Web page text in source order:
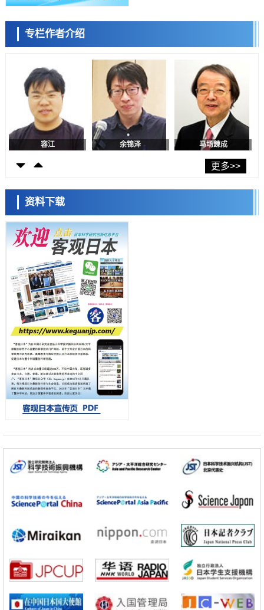
日本生成式AI使用者占比一年内翻倍，但与中美德仍有较大差距
政策
日本修订首都直下型地震紧急对策：目标为死亡人数至少减半，重点强
化火灾防控
福井大学发现细胞记忆过往并抑制反应的机制，阐明即便DNA相同反应
迥异之谜
科学研究
神户大学确认口服癌症疫苗B440单药给药的安全性，在转移性尿路上皮
癌患者中开展临床试验
日本发布《令和8年版科学技术与创新白皮书》，解读第七期基本计划
首年度政策方向
科学研究
东京大学发现可诱导细胞死亡的新型信使物质
东京都健康长寿医疗中心跨器官揭示衰老过程中的糖链变化
科学研究
产总研无需石油利用松脂制备石墨前驱体，可作为电池电极材料
科学研究
东京大学和海上保安厅等发现南海海槽沿线板块边界锁定状态存在区域
差异
政策
日本第2次医疗研究开发调整费，根据一线实际情况和需求分配99.3亿
日元
科学研究
千叶大学鉴定出导致难治性疾病“肺高血压症”恶化的蛋白质“MYL9/12”，
会引发血管结构恶化
科学研究
京都大学高效生成光的构成单元“光子”，可应用于量子计算机
科学研究
开发出300亿年仅误差1秒的光晶格钟，构建网络将其打造为下一代社会
基础设施
经济・社会
大阪大学开发出膜脂质可视化工具，使脂质探针的高效开发成为可能
科学研究
带大量基因的人工细胞
政策
展研究
科学研究
京都大学高效生成光的构成单元“光子”，可应用于量子计算机
科学研究
开发出300亿年仅误差1秒的光晶格钟，构建网络将其打造为下一代社会
经济・社会
专栏作者介绍
陈小牧 李鸥 安宁
容江 余锦泽 马场錬成
日本科学未来馆 科学交
流员
小岩井忠道 泷川 进
更多>>
资料下载